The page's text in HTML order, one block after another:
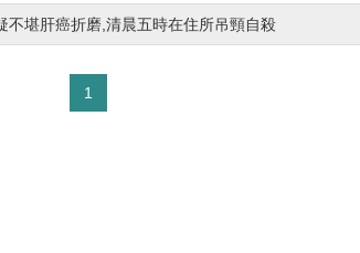
不堪肝癌折磨,清晨五時在住所吊頸自殺
1